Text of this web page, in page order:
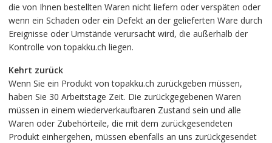
die von Ihnen bestellten Waren nicht liefern oder verspäten oder
wenn ein Schaden oder ein Defekt an der gelieferten Ware durch
Ereignisse oder Umstände verursacht wird, die außerhalb der
Kontrolle von topakku.ch liegen.
Kehrt zurück
Wenn Sie ein Produkt von topakku.ch zurückgeben müssen,
haben Sie 30 Arbeitstage Zeit. Die zurückgegebenen Waren
müssen in einem wiederverkaufbaren Zustand sein und alle
Waren oder Zubehörteile, die mit dem zurückgesendeten
Produkt einhergehen, müssen ebenfalls an uns zurückgesendet